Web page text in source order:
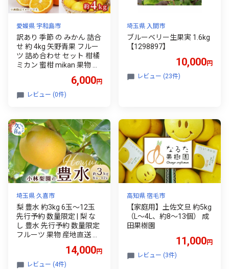
愛媛県 宇和島市
訳あり 季節 の みかん 詰合
せ 約 4kg 矢野青果 フルー
ツ 詰め合わせ セット 柑橘
ミカン 蜜柑 mikan 果物 く
柑 濃厚みかん 産地直送 数
量限定 国産 愛媛 宇和島 B
6,000円
レビュー (0件)
埼玉県 入間市
ブルーベリー生果実 1.6kg
【1298897】
10,000円
レビュー (23件)
埼玉県 久喜市
梨 豊水 約3kg 6玉～12玉
先行予約 数量限定 | 梨 な
し 豊水 先行予約 数量限定
フルーツ 果物 産地直送 限
せ デザート ギフト 風味豊
か 香り 上品 珍しい 地域
14,000円
レビュー (4件)
高知県 宿毛市
【家庭用】土佐文旦 約5kg
（L～4L、約8～13個） 成
田果樹園
11,000円
レビュー (3件)